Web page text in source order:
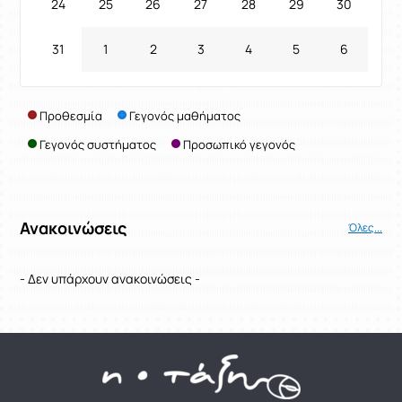
24 25 26 27 28 29 30
31 1 2 3 4 5 6
Προθεσμία
Γεγονός μαθήματος
Γεγονός συστήματος
Προσωπικό γεγονός
Ανακοινώσεις Όλες...
- Δεν υπάρχουν ανακοινώσεις -